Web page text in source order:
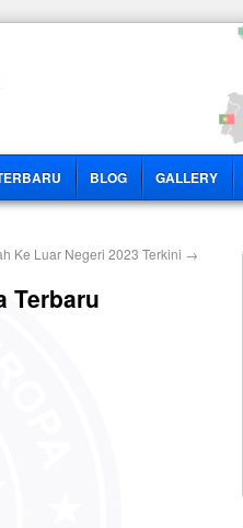
BLOG GALLERY
Ke Luar Negeri 2023 Terkini →
Terbaru